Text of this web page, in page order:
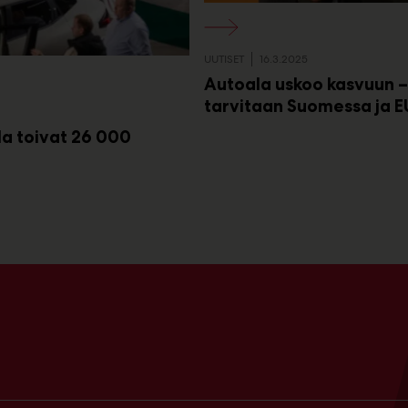
toivat 26 000
UUTISET 16.3.2025
Autoala uskoo kasvuun
tarvitaan Suomessa ja